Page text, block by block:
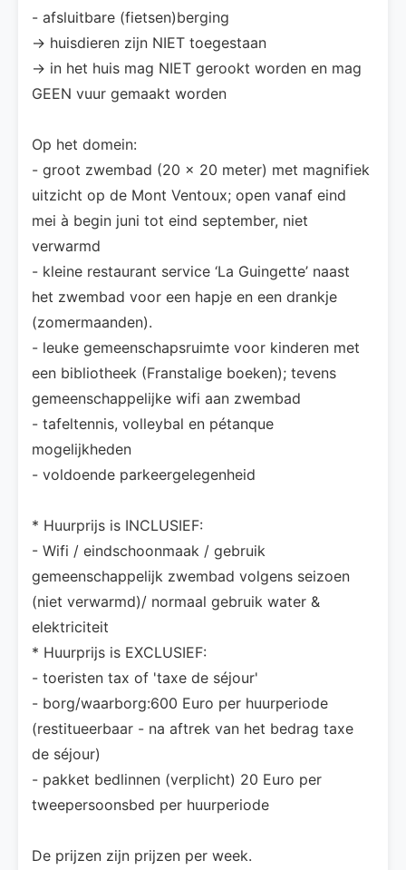
- afsluitbare (fietsen)berging
-> huisdieren zijn NIET toegestaan
-> in het huis mag NIET gerookt worden en mag
GEEN vuur gemaakt worden
Op het domein:
- groot zwembad (20 x 20 meter) met magnifiek
uitzicht op de Mont Ventoux; open vanaf eind
mei à begin juni tot eind september, niet
verwarmd
- kleine restaurant service ‘La Guingette’ naast
het zwembad voor een hapje en een drankje
(zomermaanden).
- leuke gemeenschapsruimte voor kinderen met
een bibliotheek (Franstalige boeken); tevens
gemeenschappelijke wifi aan zwembad
- tafeltennis, volleybal en pétanque
mogelijkheden
- voldoende parkeergelegenheid
* Huurprijs is INCLUSIEF:
- Wifi / eindschoonmaak / gebruik
gemeenschappelijk zwembad volgens seizoen
(niet verwarmd)/ normaal gebruik water &
elektriciteit
* Huurprijs is EXCLUSIEF:
- toeristen tax of 'taxe de séjour'
- borg/waarborg:600 Euro per huurperiode
(restitueerbaar - na aftrek van het bedrag taxe
de séjour)
- pakket bedlinnen (verplicht) 20 Euro per
tweepersoonsbed per huurperiode
De prijzen zijn prijzen per week.